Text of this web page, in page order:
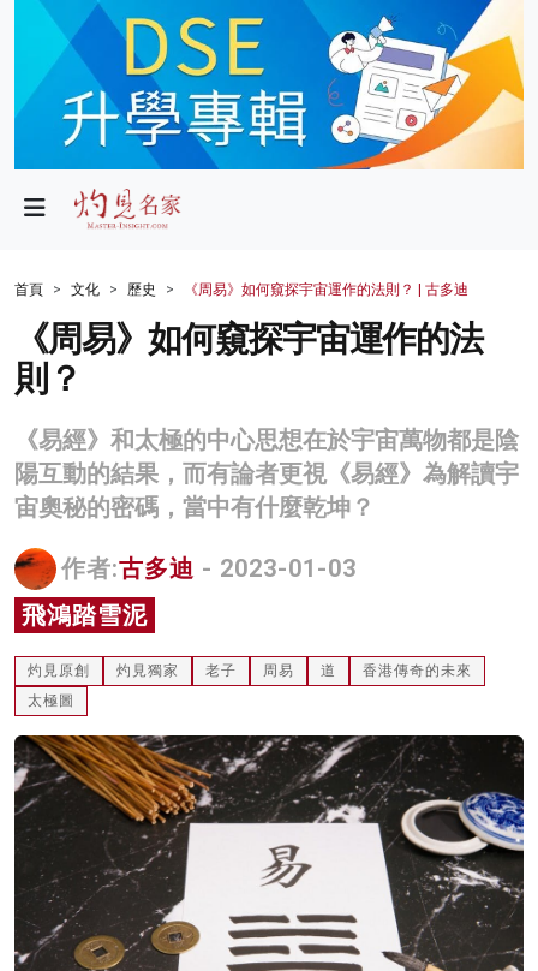
政局
財經
生活
健康
商業
科技
影片
名家榜
灼見活動
關於我們
首頁 文化 歷史 《周易》如何窺探宇宙運作的法則？ | 古多迪
《周易》如何窺探宇宙運作的法
則？
《易經》和太極的中心思想在於宇宙萬物都是陰
陽互動的結果，而有論者更視《易經》為解讀宇
宙奧秘的密碼，當中有什麼乾坤？
作者:古多迪 - 2023-01-03
飛鴻踏雪泥
灼見原創 灼見獨家 老子 周易 道
香港傳奇的未來
太極圖